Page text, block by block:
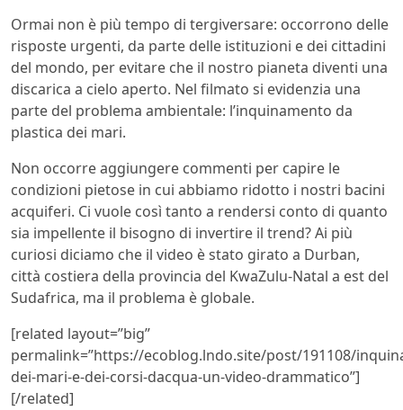
Ormai non è più tempo di tergiversare: occorrono delle
risposte urgenti, da parte delle istituzioni e dei cittadini
del mondo, per evitare che il nostro pianeta diventi una
discarica a cielo aperto. Nel filmato si evidenzia una
parte del problema ambientale: l’inquinamento da
plastica dei mari.
Non occorre aggiungere commenti per capire le
condizioni pietose in cui abbiamo ridotto i nostri bacini
acquiferi. Ci vuole così tanto a rendersi conto di quanto
sia impellente il bisogno di invertire il trend? Ai più
curiosi diciamo che il video è stato girato a Durban,
città costiera della provincia del KwaZulu-Natal a est del
Sudafrica, ma il problema è globale.
[related layout=”big”
permalink=”https://ecoblog.lndo.site/post/191108/
dei-mari-e-dei-corsi-dacqua-un-video-drammatico”]
[/related]